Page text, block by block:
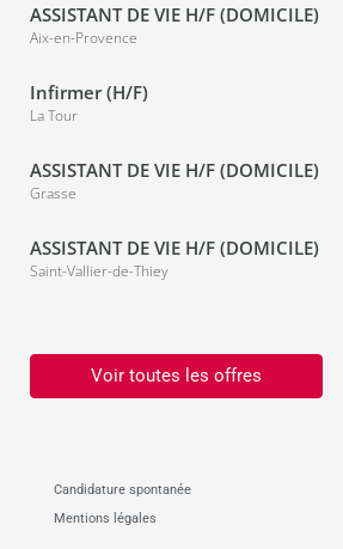
ASSISTANT DE VIE H/F (DOMICILE)
Aix-en-Provence
Infirmer (H/F)
La Tour
ASSISTANT DE VIE H/F (DOMICILE)
Grasse
ASSISTANT DE VIE H/F (DOMICILE)
Saint-Vallier-de-Thiey
Voir toutes les offres
Candidature spontanée
Mentions légales